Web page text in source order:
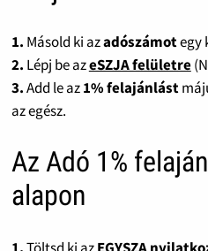
1. Másold ki azadószámotegy
2. Lépj be azeSZJA felületre
3.Add le az1% felajánlást
az egész.
Az Adó 1%
alapon